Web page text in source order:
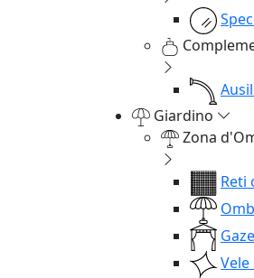
Giardino
Zona
Reti